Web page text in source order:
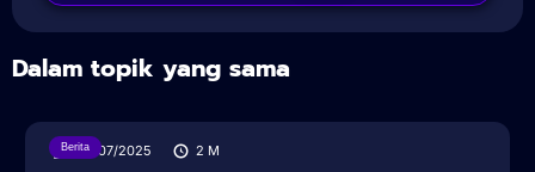
Dalam topik yang sama
Berita
30/07/2025 2 M